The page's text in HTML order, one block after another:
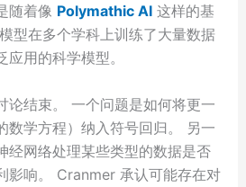
随着像 Polymathic AI这样的基
型在多个学科上训练了大量数据
用的科学模型。
论结束。 一个问题是如何将更一
数学方程）纳入符号回归。 另一
经网络处理某些类型的数据是否
影响。 Cranmer 承认可能存在对